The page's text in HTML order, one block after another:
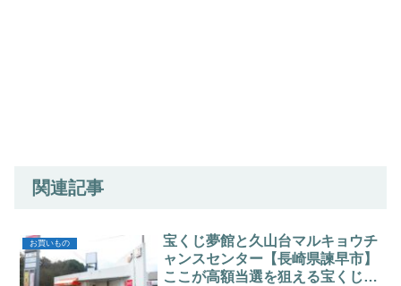
関連記事
お買いもの
宝くじ夢館と久山台マルキョウチ
ャンスセンター【長崎県諫早市】
ここが高額当選を狙える宝くじ売